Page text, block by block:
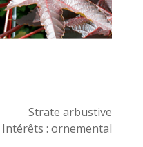
Strate arbustive
Intérêts : ornemental